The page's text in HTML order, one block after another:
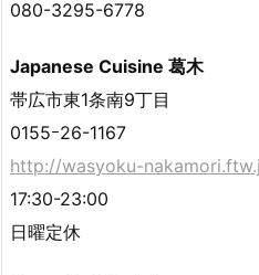
080-3295-6778
Japanese Cuisine 葛木
帯広市東1条南9丁目
0155ｰ26-1167
http://wasyoku-
17:30-23:00
日曜定休